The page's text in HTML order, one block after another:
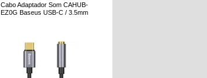
Cabo Adaptador Som CAHUB-
EZ0G Baseus USB-C / 3.5mm